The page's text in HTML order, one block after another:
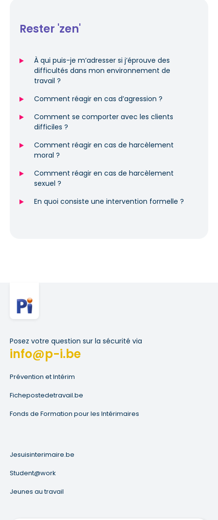
Rester 'zen'
À qui puis-je m’adresser si j’éprouve des
difficultés dans mon environnement de
travail ?
Comment réagir en cas d’agression ?
Comment se comporter avec les clients
difficiles ?
Comment réagir en cas de harcèlement
moral ?
Comment réagir en cas de harcèlement
sexuel ?
En quoi consiste une intervention formelle ?
Posez votre question sur la sécurité via
info@p-i.be
Prévention et Intérim
Fichepostedetravail.be
Fonds de Formation pour les Intérimaires
Jesuisinterimaire.be
Student@work
Jeunes au travail